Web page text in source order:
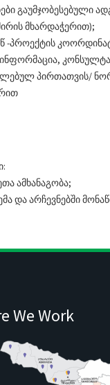
გაუმჯობესებული
მხარდაჭერით);
-პროექტის
პირთათვის/
ამხანაგობა;
და არჩევნებში
We Work